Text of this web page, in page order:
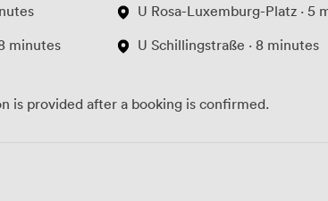
minutes
U Rosa-Luxemburg-Platz · 5
U Schillingstraße · 8 minutes
is provided after a booking is confirmed.